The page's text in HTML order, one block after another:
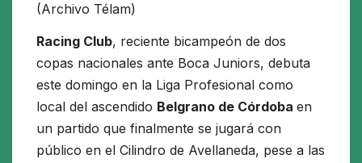
(Archivo Télam)
Racing Club, reciente bicampeón de dos
copas nacionales ante Boca Juniors, debuta
este domingo en la Liga Profesional como
local del ascendido Belgrano de Córdoba en
un partido que finalmente se jugará con
público en el Cilindro de Avellaneda, pese a las